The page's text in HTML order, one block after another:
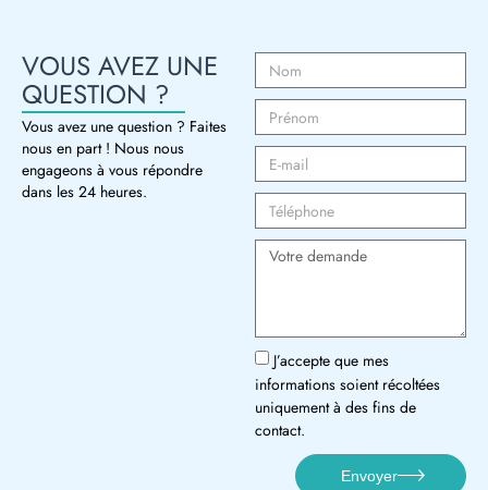
VOUS AVEZ UNE
QUESTION ?
Vous avez une question ? Faites
nous en part ! Nous nous
engageons à vous répondre
dans les 24 heures.
J’accepte que mes
informations soient récoltées
uniquement à des fins de
contact.
Envoyer